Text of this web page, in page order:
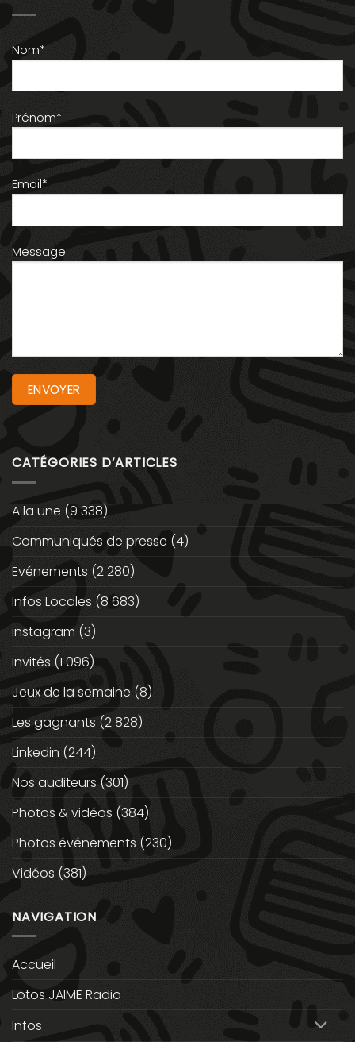
Nom*
Prénom*
Email*
Message
CATÉGORIES D’ARTICLES
A la une (9 338)
Communiqués de presse (4)
Evénements (2 280)
Infos Locales (8 683)
instagram (3)
Invités (1 096)
Jeux de la semaine (8)
Les gagnants (2 828)
Linkedin (244)
Nos auditeurs (301)
Photos & vidéos (384)
Photos événements (230)
Vidéos (381)
NAVIGATION
Accueil
Lotos JAIME Radio
Infos